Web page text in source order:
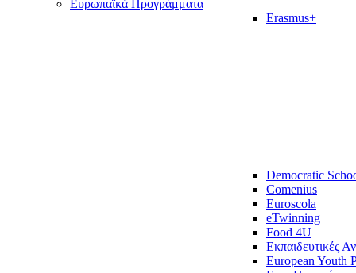
Ευρωπαϊκά Προγράμματα
Erasmus+
Democratic
Comenius
Euroscola
eTwinning
Food 4U
Εκπαιδευτικές
European Youth